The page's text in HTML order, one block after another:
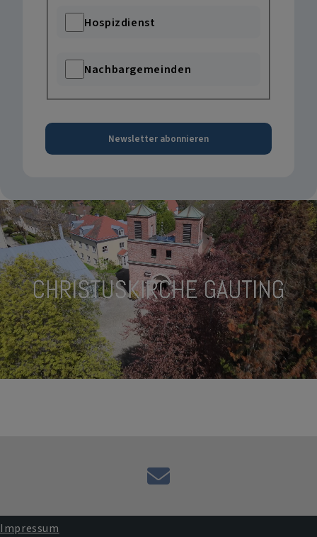
Hospizdienst
Nachbargemeinden
Newsletter abonnieren
E-
Impressum